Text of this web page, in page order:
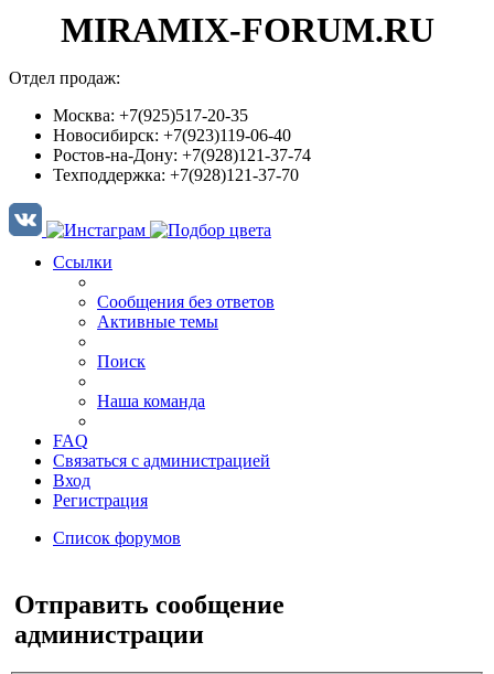
MIRAMIX-FORUM.RU
Отдел продаж:
Москва: +7(925)517-20-35
Новосибирск: +7(923)119-06-40
Ростов-на-Дону: +7(928)121-37-74
Техподдержка: +7(928)121-37-70
Ссылки
Сообщения без ответов
Активные темы
Поиск
Наша команда
FAQ
Связаться с администрацией
Вход
Регистрация
Список форумов
Отправить сообщение
администрации